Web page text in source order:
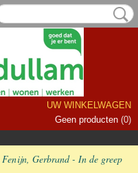
UW WINKELWAGEN
Geen producten (0)
Fenijn, Gerbrand - In de greep